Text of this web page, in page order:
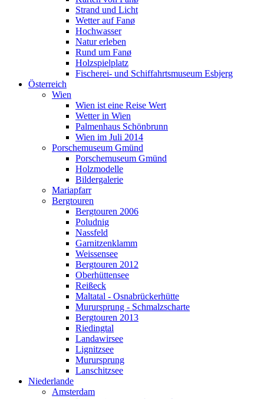
Strand und Licht
Wetter auf Fanø
Hochwasser
Natur erleben
Rund um Fanø
Holzspielplatz
Fischerei- und Schiffahrtsmuseum Esbjerg
Österreich
Wien
Wien ist eine Reise Wert
Wetter in Wien
Palmenhaus Schönbrunn
Wien im Juli 2014
Porschemuseum Gmünd
Porschemuseum Gmünd
Holzmodelle
Bildergalerie
Mariapfarr
Bergtouren
Bergtouren 2006
Poludnig
Nassfeld
Garnitzenklamm
Weissensee
Bergtouren 2012
Oberhüttensee
Reißeck
Maltatal - Osnabrückerhütte
Murursprung - Schmalzscharte
Bergtouren 2013
Riedingtal
Landawirsee
Lignitzsee
Murursprung
Lanschitzsee
Niederlande
Amsterdam